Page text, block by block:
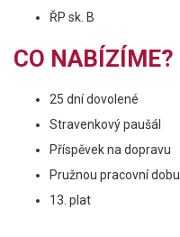
ŘP sk. B
CO NABÍZÍME?
25 dní dovolené
Stravenkový paušál
Příspěvek na dopravu
Pružnou pracovní dobu
13. plat